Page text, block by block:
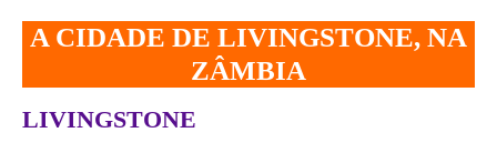
A CIDADE DE LIVINGSTONE, NA
ZÂMBIA
LIVINGSTONE